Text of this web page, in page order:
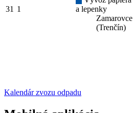
31 1
a lepenky
Zamarovce
(Trenčín)
Kalendár zvozu odpadu